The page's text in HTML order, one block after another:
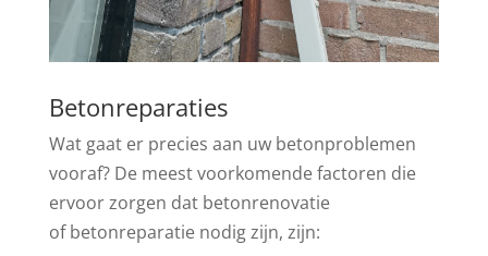
Betonreparaties
Wat gaat er precies aan uw betonproblemen
vooraf? De meest voorkomende factoren die
ervoor zorgen dat betonrenovatie
of betonreparatie nodig zijn, zijn: